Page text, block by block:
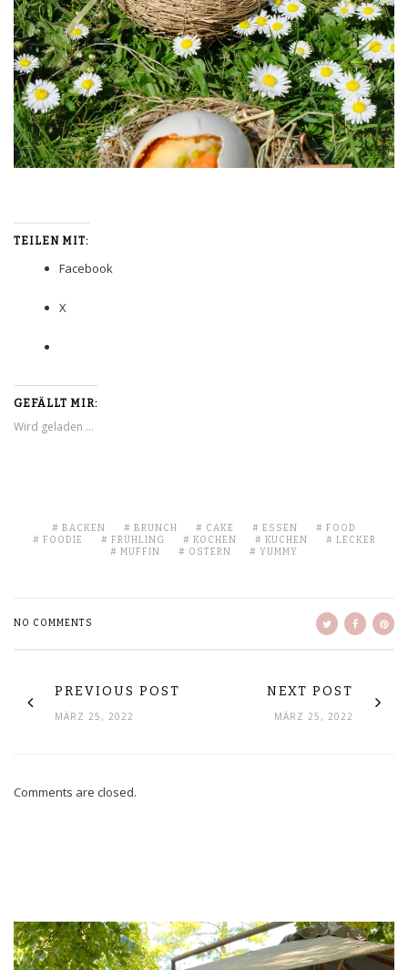
TEILEN MIT:
Facebook
X
GEFÄLLT MIR:
Wird geladen …
BACKEN BRUNCH CAKE ESSEN
FOOD
FOODIE
FRÜHLING KOCHEN KUCHEN
LECKER
MUFFIN
OSTERN YUMMY
NO COMMENTS
PREVIOUS POST
MÄRZ 25, 2022
NEXT POST
MÄRZ 25, 2022
Comments are closed.